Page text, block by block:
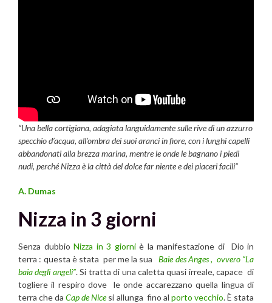
“Una bella cortigiana, adagiata languidamente sulle rive di un azzurro
specchio d’acqua, all’ombra dei suoi aranci in fiore, con i lunghi capelli
abbandonati alla brezza marina, mentre le onde le bagnano i piedi
nudi, perché Nizza è la città del dolce far niente e dei piaceri facili”
A. Dumas
Nizza in 3 giorni
Senza dubbio Nizza in 3 giorniè la manifestazione di Dio in
terra : questa è stata per me la suaBaie des Anges , ovvero “La
baia degli angeli”. Si tratta di una caletta quasi irreale, capace di
togliere il respiro dove le onde accarezzano quella lingua di
terra che daCap de Nicesi allunga fino al porto vecchio. È stata